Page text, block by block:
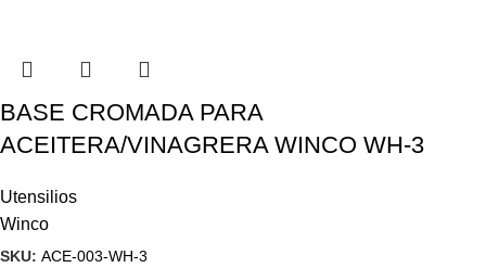
BASE CROMADA PARA
ACEITERA/VINAGRERA WINCO WH-3
Utensilios
Winco
SKU: ACE-003-WH-3